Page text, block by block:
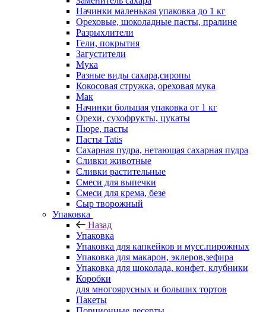
Начинки маленькая упаковка до 1 кг
Ореховые, шоколадные пасты, пралине
Разрыхлители
Гели, покрытия
Загустители
Мука
Разные виды сахара,сиропы
Кокосовая стружка, ореховая мука
Мак
Начинки большая упаковка от 1 кг
Орехи, сухофрукты, цукаты
Пюре, пасты
Пасты Tatis
Сахарная пудра, нетающая сахарная пудра
Сливки животные
Сливки растительные
Смеси для выпечки
Смеси для крема, безе
Сыр творожный
Упаковка
Назад
Упаковка
Упаковка для капкейков и мусс.пирожных
Упаковка для макарон, эклеров,зефира
Упаковка для шоколада, конфет, клубники
Коробки
для многоярусных и больших тортов
Пакеты